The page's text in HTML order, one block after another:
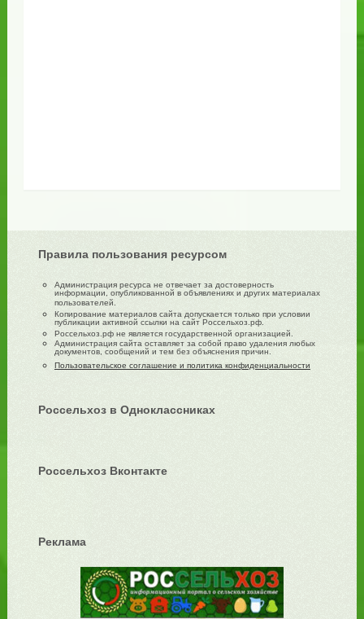
Правила пользования ресурсом
Администрация ресурса не отвечает за достоверность
информации, опубликованной в объявлениях и других материалах
пользователей.
Копирование материалов сайта допускается только при условии
публикации активной ссылки на сайт Россельхоз.рф.
Россельхоз.рф не является государственной организацией.
Администрация сайта оставляет за собой право удаления любых
документов, сообщений и тем без объяснения причин.
Пользовательское соглашение и политика конфиденциальности
Россельхоз в Одноклассниках
Россельхоз Вконтакте
Реклама